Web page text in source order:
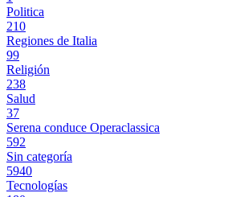
Politica
210
Regiones de Italia
99
Religión
238
Salud
37
Serena conduce Operaclassica
592
Sin categoría
5940
Tecnologías